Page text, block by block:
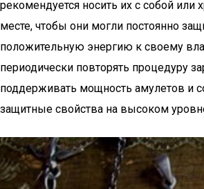
рекомендуется носить их с собой или
месте, чтобы они могли постоянно
положительную энергию к своему
периодически повторять процедуру
поддерживать мощность амулетов и
защитные свойства на высоком